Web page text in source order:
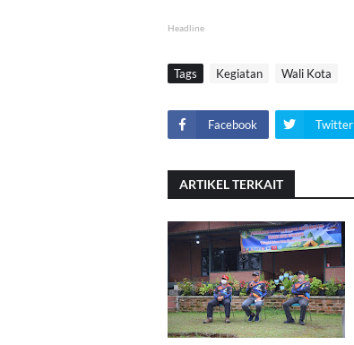
Headline
Tags Kegiatan Wali Kota
Facebook Twitter
ARTIKEL TERKAIT